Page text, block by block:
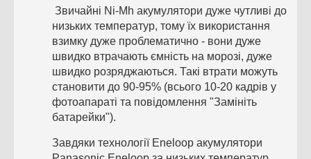
Звичайні Ni-Mh акумулятори дуже чутливі до
низьких температур, тому їх використання
взимку дуже проблематично - вони дуже
швидко втрачають ємність на морозі, дуже
швидко розряджаються. Такі втрати можуть
становити до 90-95% (всього 10-20 кадрів у
фотоапараті та повідомлення "Замініть
батарейки").
Завдяки технології Eneloop акумулятори